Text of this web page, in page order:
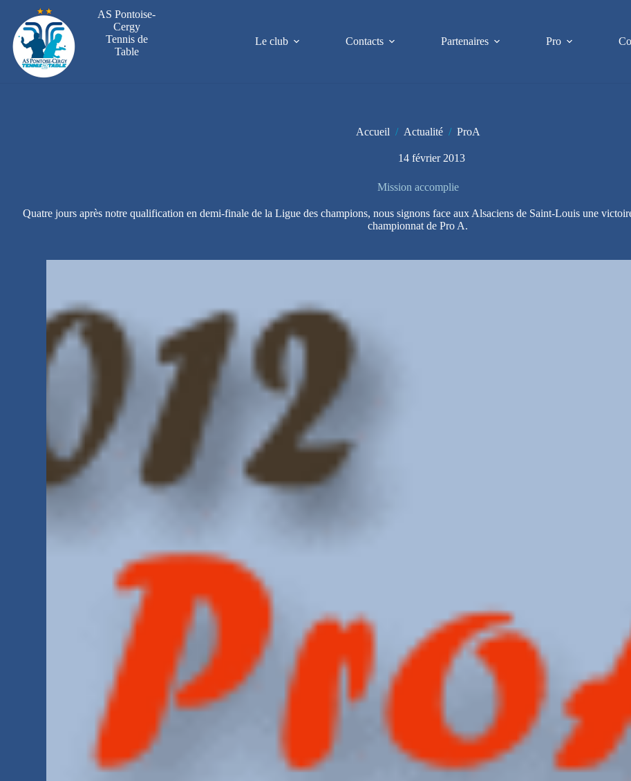
contenu
AS Pontoise-
Cergy
Tennis de
Table
Le club Contacts Partenaires Pro
Accueil / Actualité / ProA
14 février 2013
Mission accomplie
Quatre jours après notre qualification en demi-finale de la Ligue des champions, nous signons face aux Alsaciens de Saint-Louis une
championnat de Pro A.